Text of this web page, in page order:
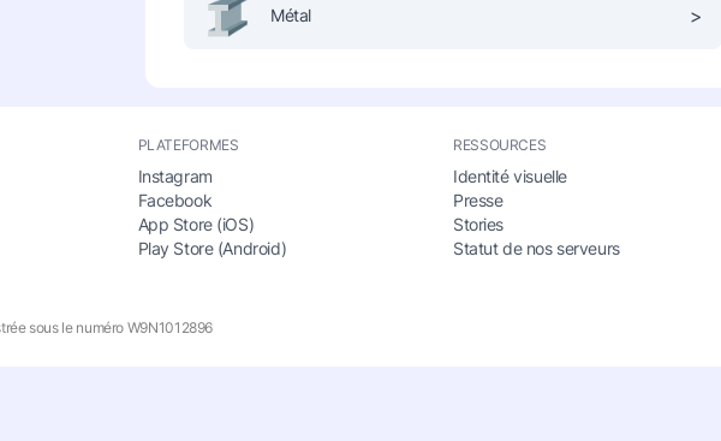
Métal >
PLATEFORMES
Instagram
Facebook
App Store (iOS)
Play Store (Android)
RESSOURCES
Identité visuelle
Presse
Stories
Statut de nos serveurs
sous le numéro W9N1012896